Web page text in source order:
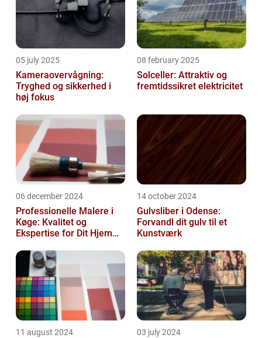
05 july 2025
Kameraovervågning:
Tryghed og sikkerhed i
høj fokus
08 february 2025
Solceller: Attraktiv og
fremtidssikret elektricitet
06 december 2024
Professionelle Malere i
Køge: Kvalitet og
Ekspertise for Dit Hjem
14 october 2024
Gulvsliber i Odense:
Forvandl dit gulv til et
Kunstværk
11 august 2024 03 july 2024